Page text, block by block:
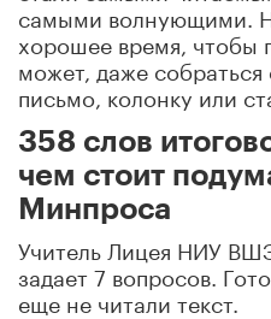
самыми волнующими.
хорошее время, чтобы
может, даже
письмо, колонку или
358 слов
чем стоит
Минпроса
Учитель Лицея НИУ
задает 7 вопросов.
еще не читали текст.